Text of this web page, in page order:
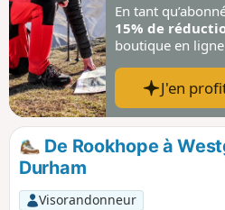
En tant
15% de
boutique en
J'en
De Rookhope à
Durham
Visorandonneur